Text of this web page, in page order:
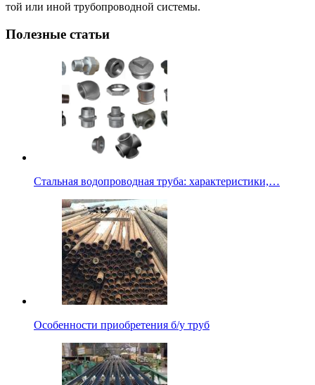
той или иной трубопроводной системы.
Полезные статьи
Стальная водопроводная труба: характеристики,…
Особенности приобретения б/у труб